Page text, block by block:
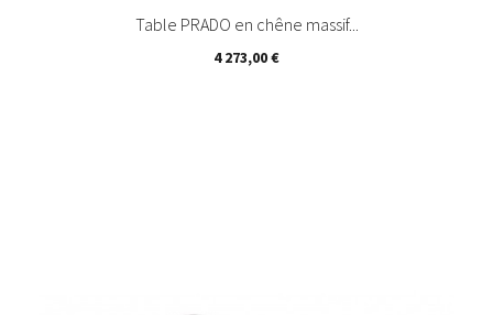
Table PRADO en chêne massif...
Prix
4 273,00 €